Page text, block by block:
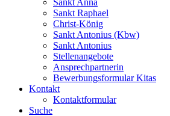
Sankt Anna
Sankt Raphael
Christ-König
Sankt Antonius (Kbw)
Sankt Antonius
Stellenangebote
Ansprechpartnerin
Bewerbungsformular Kitas
Kontakt
Kontaktformular
Suche